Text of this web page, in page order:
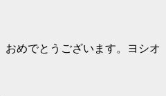
おめでとうございます。ヨシオ